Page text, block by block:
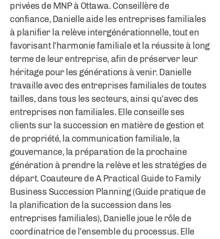
privées de MNP à Ottawa. Conseillère de
confiance, Danielle aide les entreprises familiales
à planifier la relève intergénérationnelle, tout en
favorisant l’harmonie familiale et la réussite à long
terme de leur entreprise, afin de préserver leur
héritage pour les générations à venir. Danielle
travaille avec des entreprises familiales de toutes
tailles, dans tous les secteurs, ainsi qu’avec des
entreprises non familiales. Elle conseille ses
clients sur la succession en matière de gestion et
de propriété, la communication familiale, la
gouvernance, la préparation de la prochaine
génération à prendre la relève et les stratégies de
départ. Coauteure de A Practical Guide to Family
Business Succession Planning (Guide pratique de
la planification de la succession dans les
entreprises familiales), Danielle joue le rôle de
coordinatrice de l’ensemble du processus. Elle